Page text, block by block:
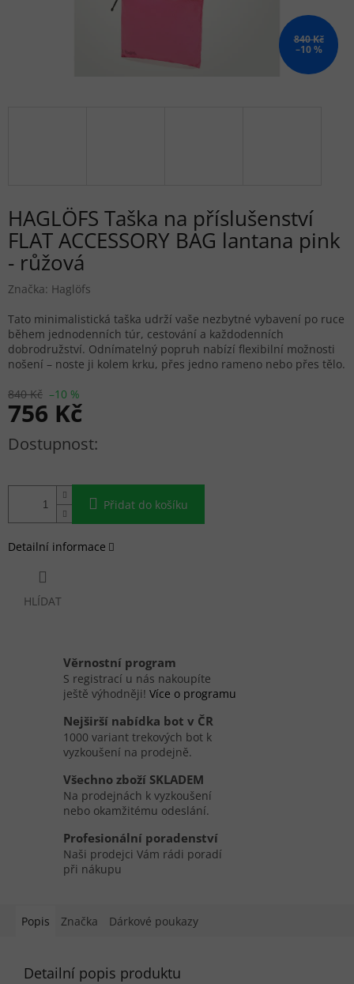
840 Kč
–10 %
HAGLÖFS Taška na příslušenství
FLAT ACCESSORY BAG lantana pink
- růžová
Značka: Haglöfs
840 Kč –10 %
756 Kč
Měrná cena:
Přidat do košíku
Tato minimalistická taška udrží vaše nezbytné vybavení po ruce
během jednodenních túr, cestování a každodenních
dobrodružství. Odnímatelný popruh nabízí flexibilní možnosti
nošení – noste ji kolem krku, přes jedno rameno nebo přes tělo.
Detailní informace
HLÍDAT
Věrnostní program
S registrací u nás nakoupíte
ještě výhodněji! Více o programu
Nejširší nabídka bot v ČR
1000 variant trekových bot k
vyzkoušení na prodejně.
Všechno zboží SKLADEM
Na prodejnách k vyzkoušení
nebo okamžitému odeslání.
Profesionální poradenství
Naši prodejci Vám rádi poradí
při nákupu
Popis Značka Dárkové poukazy
Detailní popis produktu